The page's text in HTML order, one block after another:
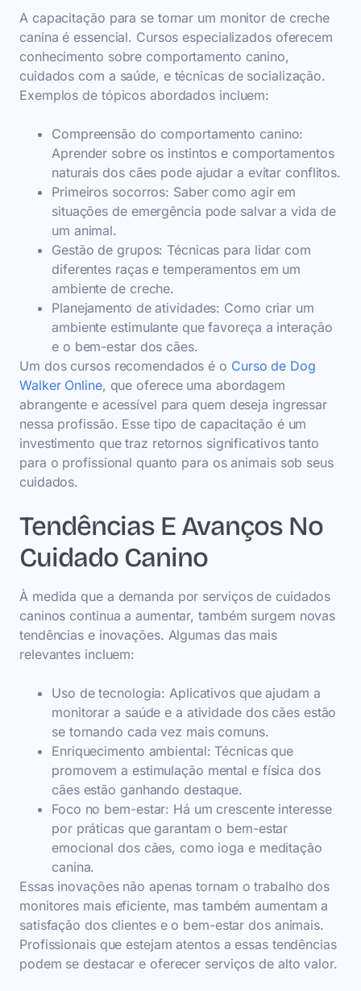
A capacitação para se tornar um monitor de creche
canina é essencial. Cursos especializados oferecem
conhecimento sobre comportamento canino,
cuidados com a saúde, e técnicas de socialização.
Exemplos de tópicos abordados incluem:
Compreensão do comportamento canino:
Aprender sobre os instintos e comportamentos
naturais dos cães pode ajudar a evitar conflitos.
Primeiros socorros: Saber como agir em
situações de emergência pode salvar a vida de
um animal.
Gestão de grupos: Técnicas para lidar com
diferentes raças e temperamentos em um
ambiente de creche.
Planejamento de atividades: Como criar um
ambiente estimulante que favoreça a interação
e o bem-estar dos cães.
Um dos cursos recomendados é o Curso de Dog
Walker Online, que oferece uma abordagem
abrangente e acessível para quem deseja ingressar
nessa profissão. Esse tipo de capacitação é um
investimento que traz retornos significativos tanto
para o profissional quanto para os animais sob seus
cuidados.
Tendências E Avanços No
Cuidado Canino
À medida que a demanda por serviços de cuidados
caninos continua a aumentar, também surgem novas
tendências e inovações. Algumas das mais
relevantes incluem:
Uso de tecnologia: Aplicativos que ajudam a
monitorar a saúde e a atividade dos cães estão
se tornando cada vez mais comuns.
Enriquecimento ambiental: Técnicas que
promovem a estimulação mental e física dos
cães estão ganhando destaque.
Foco no bem-estar: Há um crescente interesse
por práticas que garantam o bem-estar
emocional dos cães, como ioga e meditação
canina.
Essas inovações não apenas tornam o trabalho dos
monitores mais eficiente, mas também aumentam a
satisfação dos clientes e o bem-estar dos animais.
Profissionais que estejam atentos a essas tendências
podem se destacar e oferecer serviços de alto valor.